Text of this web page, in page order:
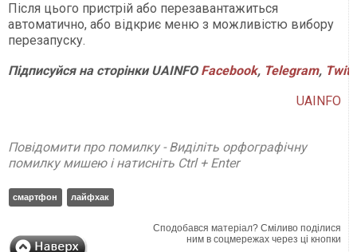
Після цього пристрій або перезавантажиться
автоматично, або відкриє меню з можливістю вибору
перезапуску.
ПідписуйсянасторінкиUAINFO Facebook, Telegram,
UAINFO
Повідомити про помилку - Виділіть орфографічну
помилку мишею і натисніть Ctrl + Enter
смартфон лайфхак
Сподобався матеріал? Сміливо поділися
ним в соцмережах через ці кнопки